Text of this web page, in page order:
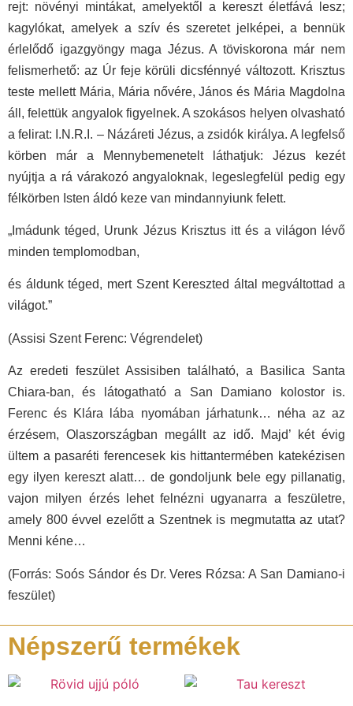
rejt: növényi mintákat, amelyektől a kereszt életfává lesz;
kagylókat, amelyek a szív és szeretet jelképei, a bennük
érlelődő igazgyöngy maga Jézus. A töviskorona már nem
felismerhető: az Úr feje körüli dicsfénnyé változott. Krisztus
teste mellett Mária, Mária nővére, János és Mária Magdolna
áll, felettük angyalok figyelnek. A szokásos helyen olvasható
a felirat: I.N.R.I. – Názáreti Jézus, a zsidók királya. A legfelső
körben már a Mennybemenetelt láthatjuk: Jézus kezét
nyújtja a rá várakozó angyaloknak, legeslegfelül pedig egy
félkörben Isten áldó keze van mindannyiunk felett.
„Imádunk téged, Urunk Jézus Krisztus itt és a világon lévő
minden templomodban,
és áldunk téged, mert Szent Kereszted által megváltottad a
világot.”
(Assisi Szent Ferenc: Végrendelet)
Az eredeti feszület Assisiben található, a Basilica Santa
Chiara-ban, és látogatható a San Damiano kolostor is.
Ferenc és Klára lába nyomában járhatunk… néha az az
érzésem, Olaszországban megállt az idő. Majd’ két évig
ültem a pasaréti ferencesek kis hittantermében katekézisen
egy ilyen kereszt alatt… de gondoljunk bele egy pillanatig,
vajon milyen érzés lehet felnézni ugyanarra a feszületre,
amely 800 évvel ezelőtt a Szentnek is megmutatta az utat?
Menni kéne…
(Forrás: Soós Sándor és Dr. Veres Rózsa: A San Damiano-i
feszület)
Népszerű termékek